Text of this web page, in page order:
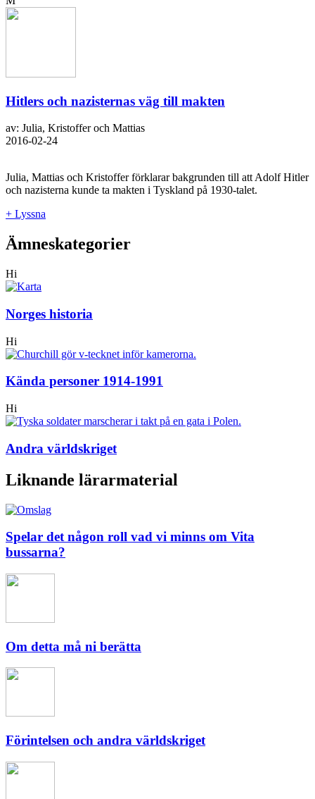
Hitlers och nazisternas väg till makten
av: Julia, Kristoffer och Mattias
2016-02-24
Julia, Mattias och Kristoffer förklarar bakgrunden till att Adolf Hitler
och nazisterna kunde ta makten i Tyskland på 1930-talet.
+ Lyssna
Ämneskategorier
Hi
Norges historia
Hi
Kända personer 1914-1991
Hi
Andra världskriget
Liknande lärarmaterial
Spelar det någon roll vad vi minns om Vita
bussarna?
Om detta må ni berätta
Förintelsen och andra världskriget